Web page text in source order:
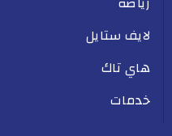
لايف ستايل
هاي تاك
خدمات